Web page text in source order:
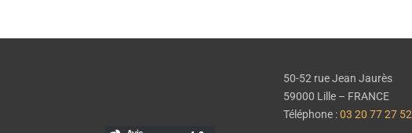
50-52 rue Jean Jaurès
59000 Lille – FRANCE
Téléphone :03 20 77 27 52